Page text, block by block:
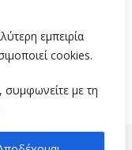
εμπειρία
cookies.
συμφωνείτε με τη